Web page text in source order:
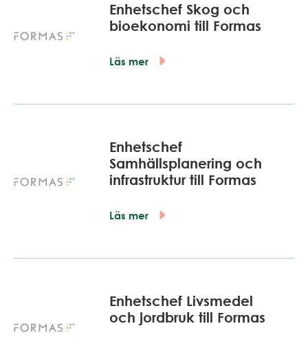
Enhetschef Skog och
bioekonomi till Formas
Läs mer
Enhetschef
Samhällsplanering och
infrastruktur till Formas
Läs mer
Enhetschef Livsmedel
och jordbruk till Formas